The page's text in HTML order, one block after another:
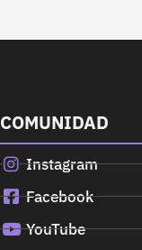
COMUNIDAD
Instagram
Facebook
YouTube